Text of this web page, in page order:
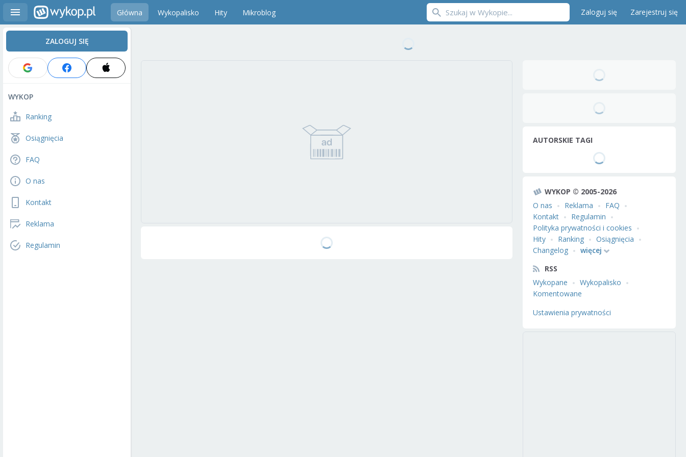
Główna Wykopalisko Hity Mikroblog Zaloguj się Zarejestruj się
ZALOGUJ SIĘ
WYKOP
Ranking
Osiągnięcia
FAQ
O nas
Kontakt
Reklama
Regulamin
AUTORSKIE TAGI
WYKOP © 2005-2026
O nas
Reklama
FAQ
Kontakt
Regulamin
Polityka prywatności i cookies
Hity
Ranking
Osiągnięcia
Changelog
więcej
RSS
Wykopane
Wykopalisko
Komentowane
Ustawienia prywatności